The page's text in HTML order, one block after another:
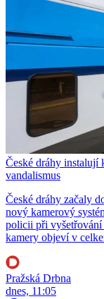
České dráhy instalují
vandalismus
České dráhy začaly
nový kamerový
policii při
kamery objeví v
Pražská Drbna
dnes, 11:05